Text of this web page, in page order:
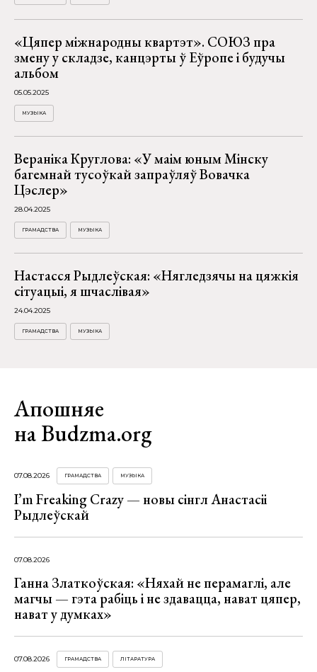
«Цяпер міжнародны квартэт». СОЮЗ пра
змену у складзе, канцэрты ў Еўропе і будучы
альбом
05.05.2025
МУЗЫКА
Вераніка Круглова: «У маім юным Мінску
багемнай тусоўкай запраўляў Вовачка
Цэслер»
28.04.2025
ГРАМАДСТВА МУЗЫКА
Настасся Рыдлеўская: «Нягледзячы на цяжкія
сітуацыі, я шчаслівая»
24.04.2025
ГРАМАДСТВА МУЗЫКА
Апошняе
на Budzma.org
07.08.2026 ГРАМАДСТВА МУЗЫКА
I’m Freaking Crazy — новы сінгл Анастасіі
Рыдлеўскай
07.08.2026
Ганна Златкоўская: «Няхай не перамаглі, але
магчы — гэта рабіць і не здавацца, нават цяпер,
нават у думках»
07.08.2026 ГРАМАДСТВА ЛІТАРАТУРА